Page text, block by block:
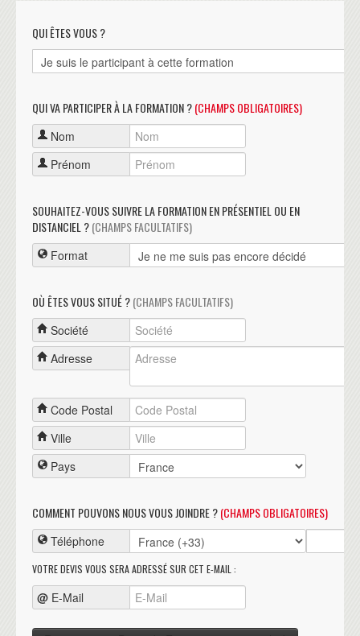
QUI ÊTES VOUS ?
QUI VA PARTICIPER À LA FORMATION ?(CHAMPS OBLIGATOIRES)
Nom
Prénom
SOUHAITEZ-VOUS SUIVRE LA FORMATION EN PRÉSENTIEL OU EN
DISTANCIEL ?(CHAMPS FACULTATIFS)
Format
OÙ ÊTES VOUS SITUÉ ?(CHAMPS FACULTATIFS)
Société
Adresse
Code Postal
Ville
Pays
COMMENT POUVONS NOUS VOUS JOINDRE ?(CHAMPS OBLIGATOIRES)
Téléphone
VOTRE DEVIS VOUS SERA ADRESSÉ SUR CET E-MAIL :
@ E-Mail